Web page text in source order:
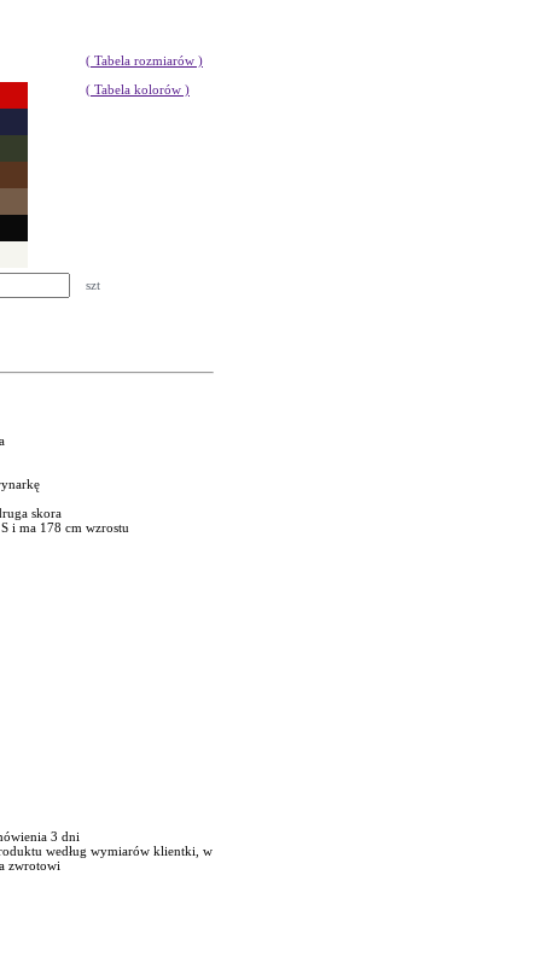
( Tabela rozmiarów )
( Tabela kolorów )
szt
skora
i ma 178 cm wzrostu
3 dni
według wymiarów klientki, w
zwrotowi